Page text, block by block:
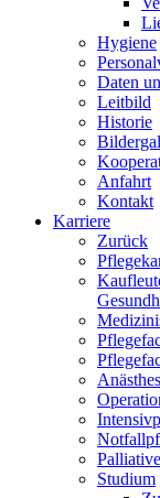
Hygiene
Daten
Leitbild
Historie
Anfahrt
Kontakt
Karriere
Zurück
Studium